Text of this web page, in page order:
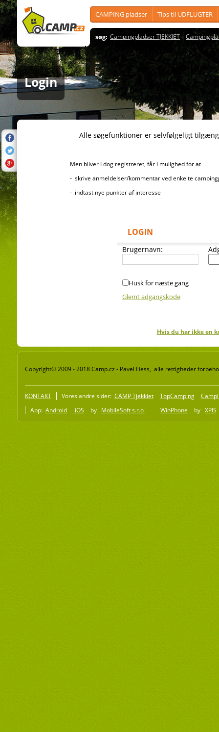
CAMPING pladser Tips til UDFLUGTER
søg: Campingpladser TJEKKIET
Login
Alle søgefunktioner er selvfølgeligt
Men bliver I dog registreret, får I mulighed for at
- skrive anmeldelser/kommentar ved enkelte
- indtast nye punkter af interesse
LOGIN
Brugernavn:
Husk for næste gang
Glemt adgangskode
Hvis du har ikke en
Copyright© 2009 - 2018 Camp.cz - Pavel Hess, alle rettigheder
KONTAKT Vores andre sider: CAMP Tjekkiet TopCamping
App: Android iOS by MobileSoft s.r.o WinPhone by XPIS